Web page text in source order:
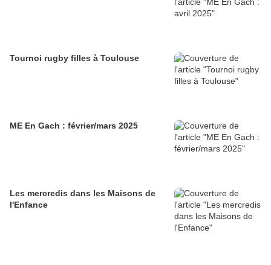
Tournoi rugby filles à Toulouse
ME En Gach : février/mars 2025
Les mercredis dans les Maisons de
l'Enfance